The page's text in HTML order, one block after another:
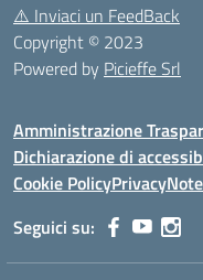
⚠️ Inviaci un FeedBack
Copyright © 2023
Powered by Picieffe Srl
Amministrazione
Dichiarazione di
Cookie PolicyPrivacy
Seguici su: